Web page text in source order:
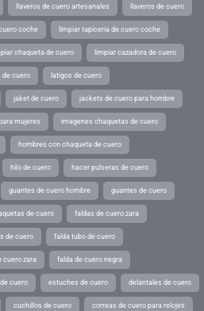
llaveros de cuero artesanales llaveros de cuero
coche limpiar tapiceria de cuero coche
chaqueta de cuero limpiar cazadora de cuero
de cuero latigos de cuero
jaket de cuero jackets de cuero para hombre
mujeres imagenes chaquetas de cuero
hombres con chaqueta de cuero
hilo de cuero hacer pulseras de cuero
guantes de cuero hombre guantes de cuero
de cuero faldas de cuero zara
de cuero falda tubo de cuero
cuero zara falda de cuero negra
cuero estuches de cuero delantales de cuero
cuchillos de cuero correas de cuero para relojes